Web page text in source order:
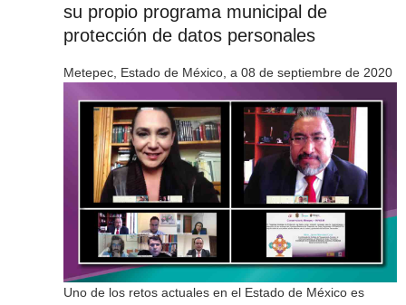
su propio programa municipal de
protección de datos personales
Metepec, Estado de México, a 08 de septiembre de 2020
Uno de los retos actuales en el Estado de México es